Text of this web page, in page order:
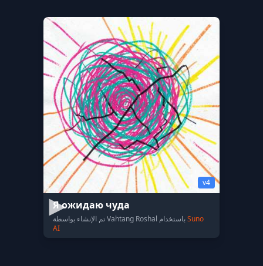
v4
Я ожидаю чуда
Suno
AI